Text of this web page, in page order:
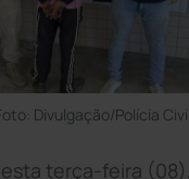
Divulgação/Polícia Civil
terça-feira